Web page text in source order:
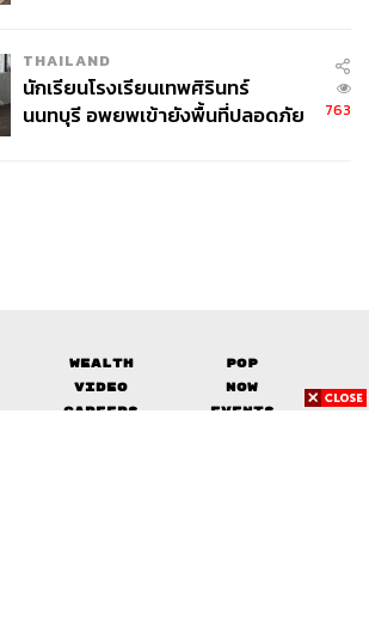
จ่ายหนี้-แอบระบุแบรนด์
THAILAND
นักเรียนโรงเรียนเทพศิรินทร์
นนทบุรี อพยพเข้ายังพื้นที่ปลอดภัย
763
Wealth
Pop
Video
Now
Careers
Events